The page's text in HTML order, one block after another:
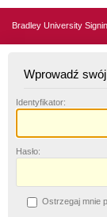
Bradley University
Wprowadź
Identyfikator:
Hasło:
Ostrzegaj mnie